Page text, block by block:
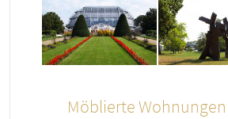
Möblierte